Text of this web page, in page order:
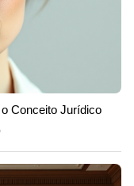
Conceito Jurídico